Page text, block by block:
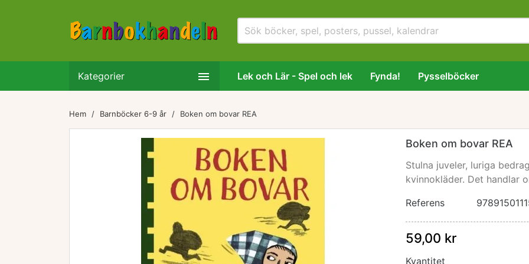
Kategorier  Lek och Lär - Spel och lek Fynda! Pysselböcker
Hem Barnböcker 6-9 år Boken om bovar REA
Boken om bovar REA
Stulna juveler, luriga
kvinnokläder. Det handlar
Referens
59,00 kr
Kvantitet